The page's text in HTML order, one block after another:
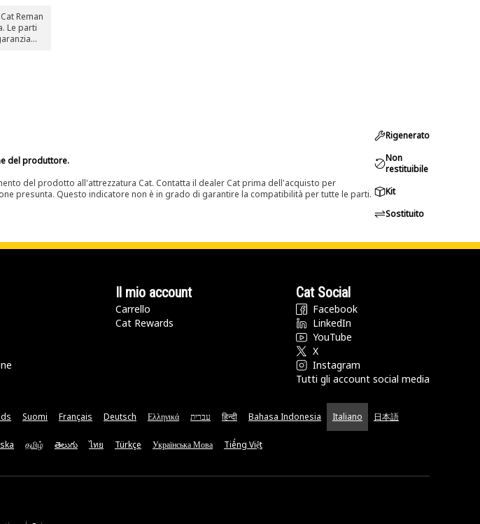
Reman
Le parti
del produttore.
del prodotto all'attrezzatura Cat. Contatta il dealer Cat prima dell'acquisto per
presunta. Questo indicatore non è in grado di garantire la compatibilità per tutte le parti.
Rigenerato
Non
restituibile
Kit
Sostituito
Il mio account
Carrello
Cat Rewards
Cat Social
Facebook
LinkedIn
YouTube
X
Instagram
Tutti gli account social media
Suomi Français Deutsch Ελληνικά עברית हिन्दी Bahasa Indonesia Italiano 日本語
தமிழ் తెలుగు ไทย Türkçe Українська Мова Tiếng Việt